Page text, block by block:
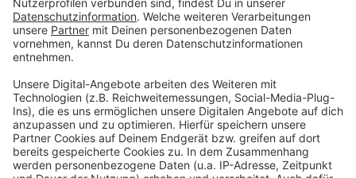
Der YouTube-Kanal von MTV Germany
One Republic performen "Run" bei den EMAs 2021
Anzeige